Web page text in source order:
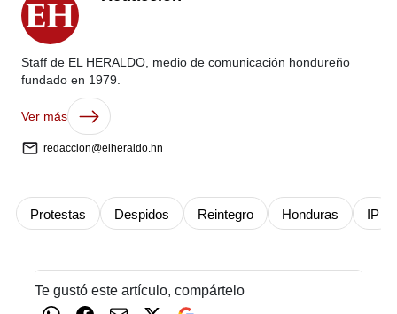
Staff de EL HERALDO, medio de comunicación hondureño
fundado en 1979.
Ver más
redaccion@elheraldo.hn
Protestas Despidos Reintegro Honduras IP
Te gustó este artículo, compártelo